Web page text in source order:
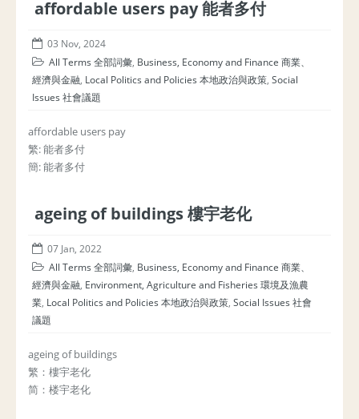
affordable users pay 能者多付
03 Nov, 2024
All Terms 全部詞彙, Business, Economy and Finance 商業、
經濟與金融, Local Politics and Policies 本地政治與政策, Social
Issues 社會議題
affordable users pay
繁: 能者多付
簡: 能者多付
ageing of buildings 樓宇老化
07 Jan, 2022
All Terms 全部詞彙, Business, Economy and Finance 商業、
經濟與金融, Environment, Agriculture and Fisheries 環境及漁農
業, Local Politics and Policies 本地政治與政策, Social Issues 社會
議題
ageing of buildings
繁：樓宇老化
简：楼宇老化